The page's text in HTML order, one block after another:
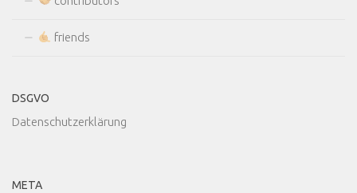
friends
DSGVO
Datenschutzerklärung
META